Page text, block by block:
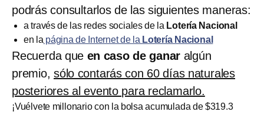
podrás consultarlos de las siguientes maneras:
a través de las redes sociales de la Lotería Nacional
en lapágina de Internet de la Lotería Nacional
Recuerda que en caso de ganar algún
premio, sólo contarás con 60 días naturales
posteriores al evento para reclamarlo.
¡Vuélvete millonario con la bolsa acumulada de $319.3